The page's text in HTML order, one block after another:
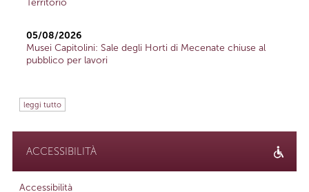
05/08/2026
Musei Capitolini: Sale degli Horti di Mecenate chiuse al
pubblico per lavori
leggi tutto
ACCESSIBILITÀ
Accessibilità